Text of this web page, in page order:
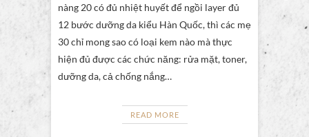
nàng 20 có đủ nhiệt huyết để ngồi layer đủ
12 bước dưỡng da kiểu Hàn Quốc, thì các mẹ
30 chỉ mong sao có loại kem nào mà thực
hiện đủ được các chức năng: rửa mặt, toner,
dưỡng da, cả chống nắng…
READ MORE